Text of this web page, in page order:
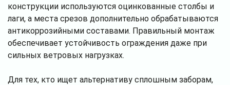
конструкции используются оцинкованные столбы и
лаги, а места срезов дополнительно обрабатываются
антикоррозийными составами. Правильный монтаж
обеспечивает устойчивость ограждения даже при
сильных ветровых нагрузках.
Для тех, кто ищет альтернативу сплошным заборам,